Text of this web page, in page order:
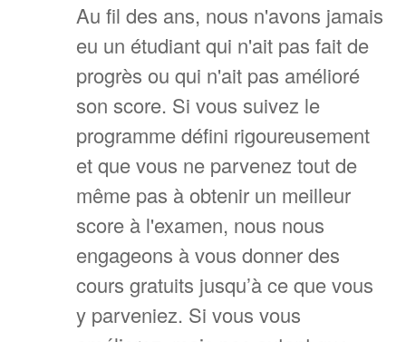
Au fil des ans, nous n'avons jamais
eu un étudiant qui n'ait pas fait de
progrès ou qui n'ait pas amélioré
son score. Si vous suivez le
programme défini rigoureusement
et que vous ne parvenez tout de
même pas à obtenir un meilleur
score à l'examen, nous nous
engageons à vous donner des
cours gratuits jusqu’à ce que vous
y parveniez. Si vous vous